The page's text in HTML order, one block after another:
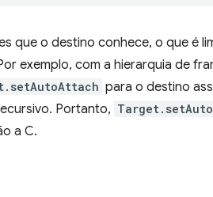
que o destino conhece, o que é
exemplo, com a hierarquia de
para o destino
Portanto,
a C.